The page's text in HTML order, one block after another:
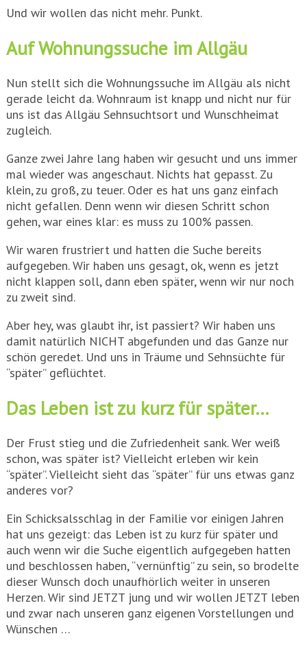
Und wir wollen das nicht mehr. Punkt.
Auf Wohnungssuche im Allgäu
Nun stellt sich die Wohnungssuche im Allgäu als nicht
gerade leicht da. Wohnraum ist knapp und nicht nur für
uns ist das Allgäu Sehnsuchtsort und Wunschheimat
zugleich.
Ganze zwei Jahre lang haben wir gesucht und uns immer
mal wieder was angeschaut. Nichts hat gepasst. Zu
klein, zu groß, zu teuer. Oder es hat uns ganz einfach
nicht gefallen. Denn wenn wir diesen Schritt schon
gehen, war eines klar: es muss zu 100% passen.
Wir waren frustriert und hatten die Suche bereits
aufgegeben. Wir haben uns gesagt, ok, wenn es jetzt
nicht klappen soll, dann eben später, wenn wir nur noch
zu zweit sind.
Aber hey, was glaubt ihr, ist passiert? Wir haben uns
damit natürlich NICHT abgefunden und das Ganze nur
schön geredet. Und uns in Träume und Sehnsüchte für
“später” geflüchtet.
Das Leben ist zu kurz für später…
Der Frust stieg und die Zufriedenheit sank. Wer weiß
schon, was später ist? Vielleicht erleben wir kein
“später”. Vielleicht sieht das “später” für uns etwas ganz
anderes vor?
Ein Schicksalsschlag in der Familie vor einigen Jahren
hat uns gezeigt: das Leben ist zu kurz für später und
auch wenn wir die Suche eigentlich aufgegeben hatten
und beschlossen haben, “vernünftig” zu sein, so brodelte
dieser Wunsch doch unaufhörlich weiter in unseren
Herzen. Wir sind JETZT jung und wir wollen JETZT leben
und zwar nach unseren ganz eigenen Vorstellungen und
Wünschen …